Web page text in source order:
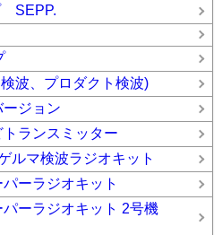
SEPP.
波、プロダクト検波)
ジョン
ランスミッター
マ検波ラジオキット
ーラジオキット
ーラジオキット 2号機